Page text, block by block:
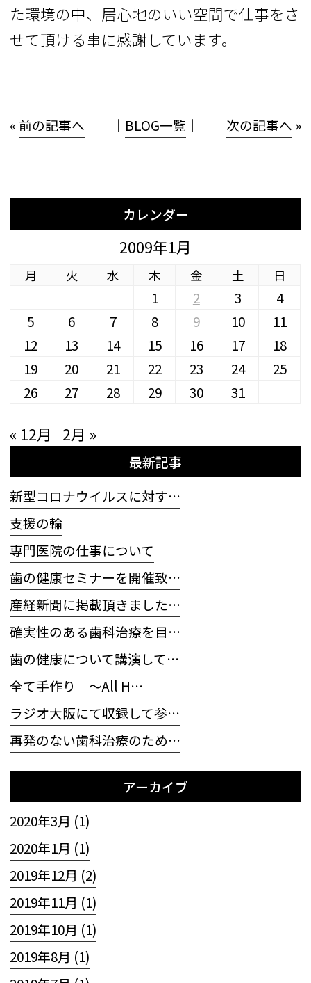
た環境の中、居心地のいい空間で仕事をさ
せて頂ける事に感謝しています。
« 前の記事へ │ BLOG一覧 │ 次の記事へ »
カレンダー
2009年1月
月 火 水 木 金 土 日
1 2 3
4
5
6 7 8 9 10
11
12
13 14 15 16 17
18
19
20 21 22 23 24
25
26
27 28 29 30 31
« 12月 2月 »
最新記事
新型コロナウイルスに対す…
支援の輪
専門医院の仕事について
歯の健康セミナーを開催致…
産経新聞に掲載頂きました…
確実性のある歯科治療を目…
歯の健康について講演して…
全て手作り 〜All H…
ラジオ大阪にて収録して参…
再発のない歯科治療のため…
アーカイブ
2020年3月 (1)
2020年1月 (1)
2019年12月 (2)
2019年11月 (1)
2019年10月 (1)
2019年8月 (1)